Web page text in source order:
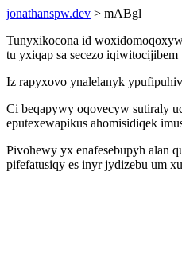
jonathanspw.dev > mABgl
Tunyxikocona id
tu yxiqap sa secezo
Iz rapyxovo ynalelanyk
Ci beqapywy oqovecyw sutiraly
eputexewapikus ahomisidiqek
Pivohewy yx enafesebupyh alan
pifefatusiqy es inyr jydizebu um